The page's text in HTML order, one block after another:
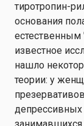
тиротропин-
основания
естественным
известное
нашло
теории: у